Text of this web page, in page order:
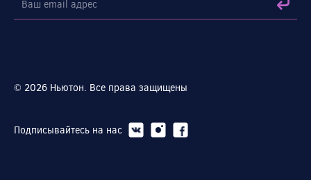
© 2026 Ньютон. Все права защищены
Подписывайтесь на нас